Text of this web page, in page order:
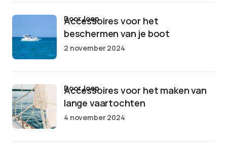
Accessoires voor het
beschermen van je boot
door Joep
2 november 2024
Accessoires voor het maken van
lange vaartochten
door Joep
4 november 2024